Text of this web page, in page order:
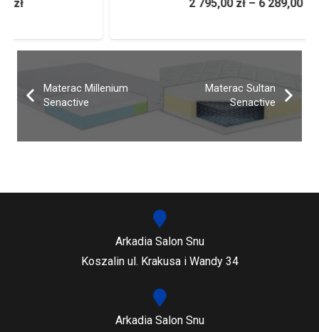
6 289,00zł
Materac Millenium
Senactive
Materac Sultan
Senactive
Arkadia Salon Snu
Koszalin ul. Krakusa i Wandy 34
Arkadia Salon Snu